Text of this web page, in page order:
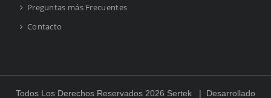
Preguntas más Frecuentes
Contacto
Todos Los Derechos Reservados 2026 Sertek | Desarrollado